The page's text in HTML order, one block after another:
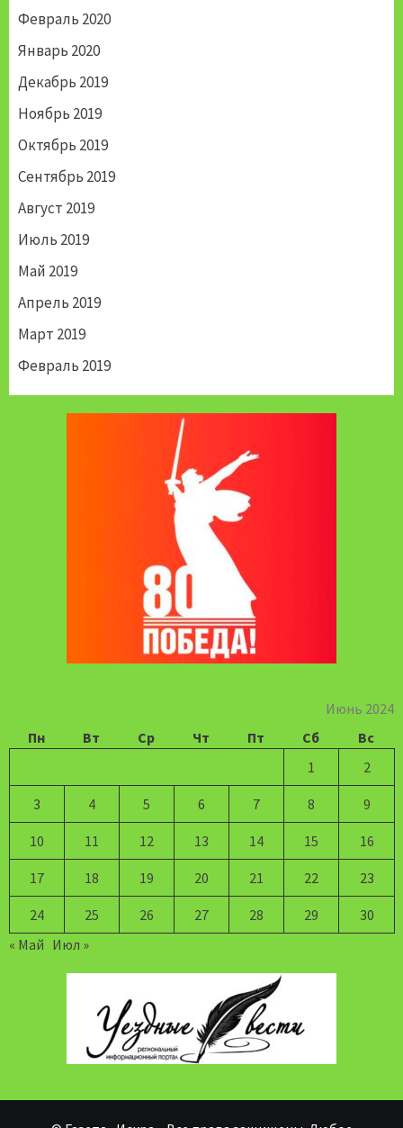
Февраль 2020
Январь 2020
Декабрь 2019
Ноябрь 2019
Октябрь 2019
Сентябрь 2019
Август 2019
Июль 2019
Май 2019
Апрель 2019
Март 2019
Февраль 2019
Июнь 2024
Пн
Вт Ср Чт Пт Сб
Вс
1
2
3 4 5 6 7 8 9
10 11 12 13 14 15 16
17 18 19 20 21 22 23
24 25 26 27 28 29
30
« Май Июл »